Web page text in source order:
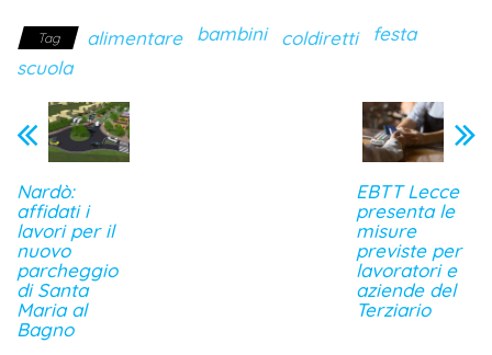
Tag alimentare bambini coldiretti
festa
scuola
Nardò:
affidati i
lavori per il
nuovo
parcheggio
di Santa
Maria al
Bagno
EBTT Lecce
presenta le
misure
previste per
lavoratori e
aziende del
Terziario